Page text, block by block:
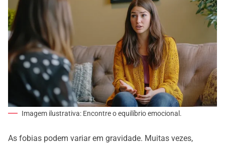
Imagem ilustrativa: Encontre o equilíbrio emocional.
As fobias podem variar em gravidade. Muitas vezes,